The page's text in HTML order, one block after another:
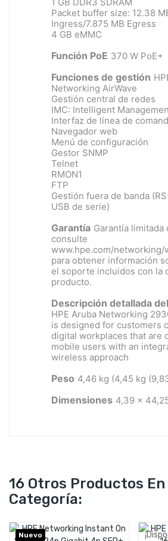
Packet buffer size: 12.38
Ingress/7.875 MB Egress
4 GB eMMC
Función PoE 370 W PoE+
Funciones de gestión
Networking AirWave
Gestión central de redes
IMC: Intelligent
Interfaz de línea de
Navegador web
Menú de configuración
Gestor SNMP
Telnet
RMON1
FTP
Gestión fuera de banda
USB de serie)
Garantía Garantía limitada
consulte
www.hpe.com/networking/
para obtener información
el soporte incluidos con la
producto.
Descripción detallada
HPE Aruba Networking
is designed for customers
digital workplaces that are
mobile users with an
wireless approach
Peso 4,46 kg (4,45 kg
Dimensiones 4,39 x
16 Otros Productos En
Categoría:
Nuevo